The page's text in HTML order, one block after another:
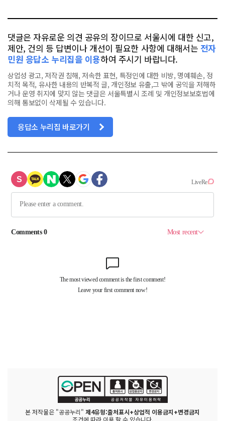
댓글은 자유로운 의견 공유의 장이므로 서울시에 대한 신고,
제안, 건의 등 답변이나 개선이 필요한 사항에 대해서는 전자
민원 응답소 누리집을 이용하여 주시기 바랍니다.
상업성 광고, 저작권 침해, 저속한 표현, 특정인에 대한 비방, 명예훼손, 정
치적 목적, 유사한 내용의 반복적 글, 개인정보 유출,그 밖에 공익을 저해하
거나 운영 취지에 맞지 않는 댓글은 서울특별시 조례 및 개인정보보호법에
의해 통보없이 삭제될 수 있습니다.
응답소 누리집 바로가기
본 저작물은 "공공누리" 제4유형:출처표시+상업적 이용금지+변경금지
조건에 따라 이용 할 수 있습니다.